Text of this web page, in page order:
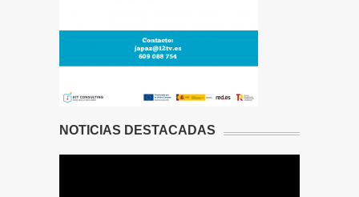
NOTICIAS DESTACADAS